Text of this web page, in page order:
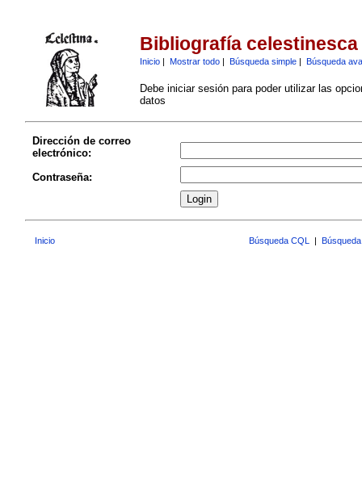
Bibliografía celestinesca
Inicio| Mostrar todo| Búsqueda simple| Búsqueda
Debe iniciar sesión para poder utilizar las
datos
Dirección de correo
electrónico:
Contraseña:
Inicio Búsqueda CQL |